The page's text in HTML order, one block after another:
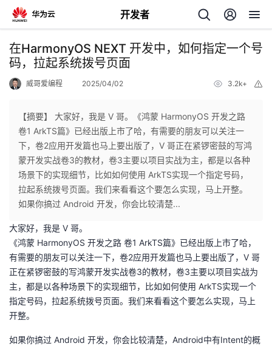
开发者
返
回
个
人
主
页
我
的
开
发
者
我
在HarmonyOS NEXT 开发中，如何指定一个号
码，拉起系统拨号页面
威哥爱编程 2025/04/02 3.2k+
【摘要】 大家好，我是 V 哥。《鸿蒙 HarmonyOS 开发之路
卷1 ArkTS篇》已经出版上市了哈，有需要的朋友可以关注一
下，卷2应用开发篇也马上要出版了，V 哥正在紧锣密鼓的写鸿
蒙开发实战卷3的教材，卷3主要以项目实战为主，都是以各种
场景下的实现细节，比如如何使用 ArkTS实现一个指定号码，
拉起系统拨号页面。我们来看看这个要怎么实现，马上开整。
如果你搞过 Android 开发，你会比较清楚...
大家好，我是 V 哥。
《鸿蒙 HarmonyOS 开发之路 卷1 ArkTS篇》已经出版上市了哈，
有需要的朋友可以关注一下，卷2应用开发篇也马上要出版了，V 哥
正在紧锣密鼓的写鸿蒙开发实战卷3的教材，卷3主要以项目实战为
主，都是以各种场景下的实现细节，比如如何使用 ArkTS实现一个
指定号码，拉起系统拨号页面。我们来看看这个要怎么实现，马上
开整。
如果你搞过 Android 开发，你会比较清楚，Android中有Intent的概